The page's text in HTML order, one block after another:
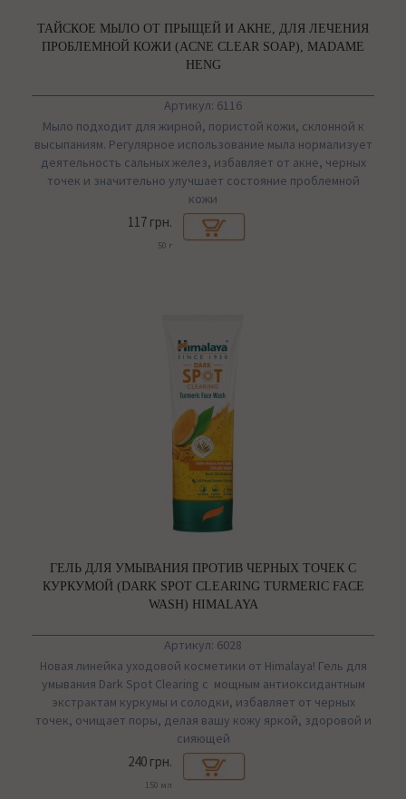
ТАЙСКОЕ МЫЛО ОТ ПРЫЩЕЙ И АКНЕ, ДЛЯ ЛЕЧЕНИЯ
ПРОБЛЕМНОЙ КОЖИ (ACNE CLEAR SOAP), MADAME
HENG
Артикул: 6116
Мыло подходит для жирной, пористой кожи, склонной к
высыпаниям. Регулярное использование мыла нормализует
деятельность сальных желез, избавляет от акне, черных
точек и значительно улучшает состояние проблемной
кожи
117 грн.
50 г
ГЕЛЬ ДЛЯ УМЫВАНИЯ ПРОТИВ ЧЕРНЫХ ТОЧЕК С
КУРКУМОЙ (DARK SPOT CLEARING TURMERIC FACE
WASH) HIMALAYA
Артикул: 6028
Новая линейка уходовой косметики от Himalaya! Гель для
умывания Dark Spot Clearing с мощным антиоксидантным
экстрактам куркумы и солодки, избавляет от черных
точек, очищает поры, делая вашу кожу яркой, здоровой и
сияющей
240 грн.
150 мл